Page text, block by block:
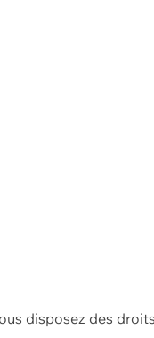
disposez des